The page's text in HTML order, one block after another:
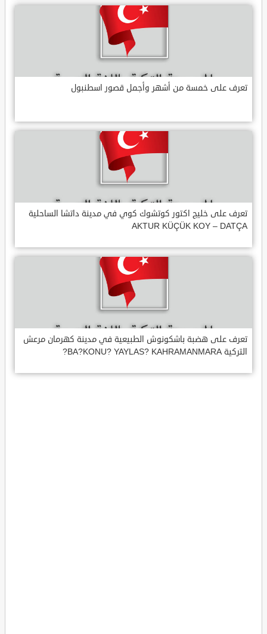
تعرف على خمسة من أشهر وأجمل قصور اسطنبول
تعرف على خليج اكتور كوتشوك كوي في مدينة داتشا الساحلية
AKTUR KÜÇÜK KOY – DATÇA
تعرف على هضبة باشكونوش الطبيعية في مدينة كهرمان مرعش
التركية BA?KONU? YAYLAS? KAHRAMANMARA?